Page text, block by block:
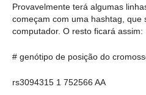
Provavelmente terá algumas
começam com uma hashtag, que
computador. O resto ficará assim:
# genótipo de posição do
rs3094315 1 752566 AA